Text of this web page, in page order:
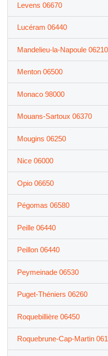
Levens 06670
Lucéram 06440
Mandelieu-la-Napoule 06210
Menton 06500
Monaco 98000
Mouans-Sartoux 06370
Mougins 06250
Nice 06000
Opio 06650
Pégomas 06580
Peille 06440
Peillon 06440
Peymeinade 06530
Puget-Théniers 06260
Roquebillière 06450
Roquebrune-Cap-Martin